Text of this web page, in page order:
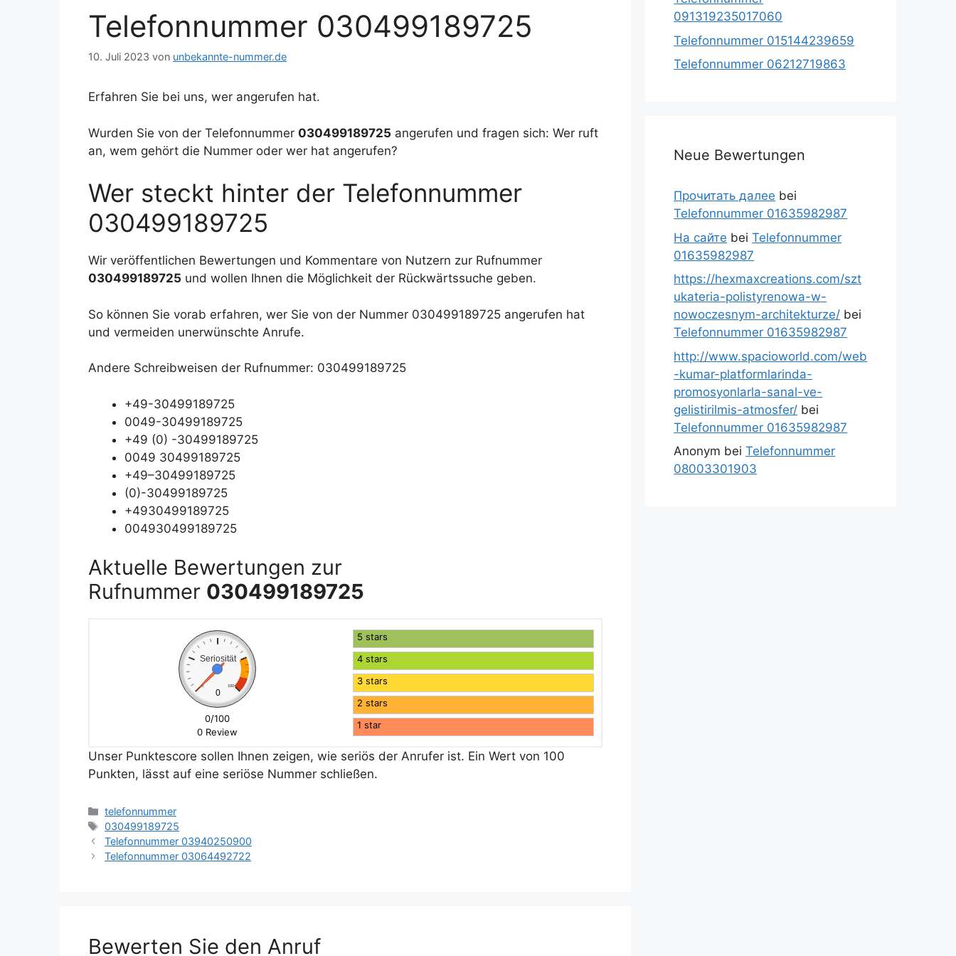
Telefonnummer 030499189725
10. Juli 2023 von unbekannte-nummer.de
Erfahren Sie bei uns, wer angerufen hat.
Wurden Sie von der Telefonnummer 030499189725 angerufen und fragen sich: Wer ruft
an, wem gehört die Nummer oder wer hat angerufen?
Wer steckt hinter der Telefonnummer
030499189725
Wir veröffentlichen Bewertungen und Kommentare von Nutzern zur Rufnummer
030499189725 und wollen Ihnen die Möglichkeit der Rückwärtssuche geben.
So können Sie vorab erfahren, wer Sie von der Nummer 030499189725 angerufen hat
und vermeiden unerwünschte Anrufe.
Andere Schreibweisen der Rufnummer: 030499189725
+49-30499189725
0049-30499189725
+49 (0) -30499189725
0049 30499189725
+49–30499189725
(0)-30499189725
+4930499189725
004930499189725
Aktuelle Bewertungen zur
Rufnummer 030499189725
Seriosität
0 100
0
0/100
0 Review
5 stars
4 stars
3 stars
2 stars
1 star
Unser Punktescore sollen Ihnen zeigen, wie seriös der Anrufer ist. Ein Wert von 100
Punkten, lässt auf eine seriöse Nummer schließen.
Kategorien
telefonnummer
Schlagwörter
030499189725
Telefonnummer 03940250900
Telefonnummer 03064492722
Bewerten Sie den Anruf
091319235017060
Telefonnummer 015144239659
Telefonnummer 06212719863
Neue Bewertungen
Прочитать далее bei
Telefonnummer 01635982987
На сайте beiTelefonnummer
01635982987
https://hexmaxcreations.com/szt
ukateria-polistyrenowa-w-
nowoczesnym-architekturze/ bei
Telefonnummer 01635982987
http://www.spacioworld.com/web
-kumar-platformlarinda-
promosyonlarla-sanal-ve-
gelistirilmis-atmosfer/ bei
Telefonnummer 01635982987
Anonym beiTelefonnummer
08003301903